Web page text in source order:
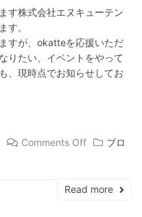
す株式会社エヌキューテン
す。
すが、okatteを応援いただ
りたい、イベントをやって
、現時点でお知らせしてお
Comments Off
ブロ
Read more